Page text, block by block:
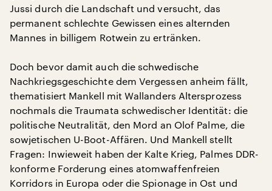
Jussi durch die Landschaft und versucht, das
permanent schlechte Gewissen eines alternden
Mannes in billigem Rotwein zu ertränken.
Doch bevor damit auch die schwedische
Nachkriegsgeschichte dem Vergessen anheim fällt,
thematisiert Mankell mit Wallanders Altersprozess
nochmals die Traumata schwedischer Identität: die
politische Neutralität, den Mord an Olof Palme, die
sowjetischen U-Boot-Affären. Und Mankell stellt
Fragen: Inwieweit haben der Kalte Krieg, Palmes DDR-
konforme Forderung eines atomwaffenfreien
Korridors in Europa oder die Spionage in Ost und